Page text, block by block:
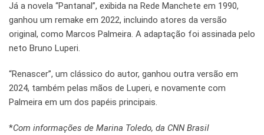
Já a novela “Pantanal”, exibida na Rede Manchete em 1990,
ganhou um remake em 2022, incluindo atores da versão
original, como Marcos Palmeira. A adaptação foi assinada pelo
neto Bruno Luperi.
“Renascer”, um clássico do autor, ganhou outra versão em
2024, também pelas mãos de Luperi, e novamente com
Palmeira em um dos papéis principais.
*Com informações de Marina Toledo, da CNN Brasil